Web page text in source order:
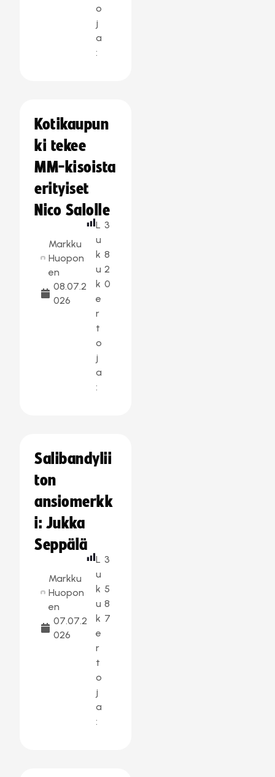
o
j
a
:
Kotikaupun
ki tekee
MM-kisoista
erityiset
Nico Salolle
Markku
Huopon
en
08.07.2
026
L
u
k
u
k
e
r
t
o
j
a
:
3
8
2
0
Salibandylii
ton
ansiomerkk
i: Jukka
Seppälä
Markku
Huopon
en
07.07.2
026
L
u
k
u
k
e
r
t
o
j
a
:
3
5
8
7